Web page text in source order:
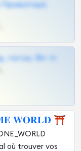
теток, 18+ тг
𝐖𝐎𝐑𝐋𝐃 ⛩
où trouver vos